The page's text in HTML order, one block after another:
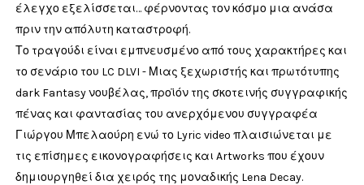
έλεγχο εξελίσσεται… φέρνοντας τον κόσμο μια ανάσα
πριν την απόλυτη καταστροφή.
Το τραγούδι είναι εμπνευσμένο από τους χαρακτήρες και
το σενάριο του LC DLVI - Μιας ξεχωριστής και πρωτότυπης
dark Fantasy νουβέλας, προϊόν της σκοτεινής συγγραφικής
πένας και φαντασίας του ανερχόμενου συγγραφέα
Γιώργου Μπελαούρη ενώ το Lyric video πλαισιώνεται με
τις επίσημες εικονογραφήσεις και Artworks που έχουν
δημιουργηθεί δια χειρός της μοναδικής Lena Decay.